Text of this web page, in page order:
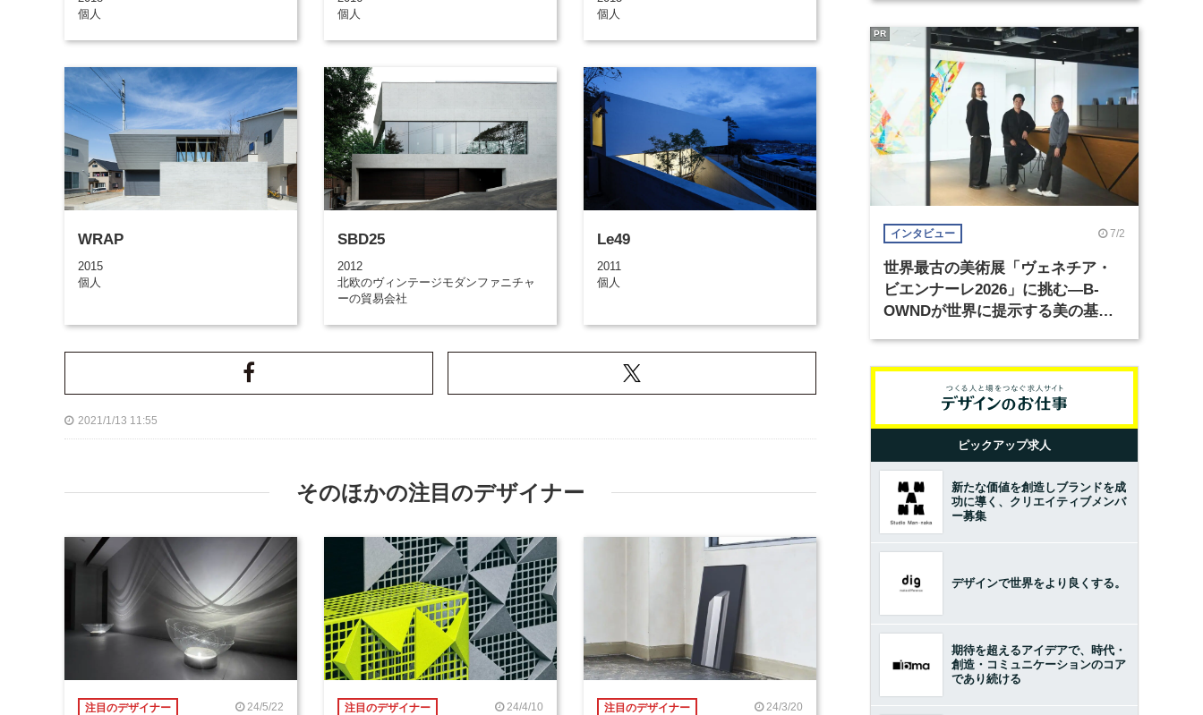
個人
個人
個人
WRAP
2015
個人
SBD25
2012
北欧のヴィンテージモダンファニチャ
ーの貿易会社
Le49
2011
個人
2021/1/13 11:55
そのほかの注目のデザイナー
注目のデザイナー 24/5/22 注目のデザイナー 24/4/10 注目のデザイナー 24/3/20
インタビュー 7/2
世界最古の美術展「ヴェネチア・
ビエンナーレ2026」に挑む―B-
OWNDが世界に提示する美の基準
PR
ピックアップ求人
新たな価値を創造しブランドを成
功に導く、クリエイティブメンバ
ー募集
デザインで世界をより良くする。
期待を超えるアイデアで、時代・
創造・コミュニケーションのコア
であり続ける